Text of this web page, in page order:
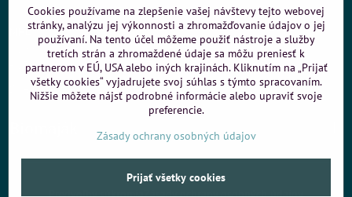
- dobré parkovacie možnosti 40 m od predajne
MHD:
- 200 m od zastávky MHD Záporožská - autobusy č. 80 a 88
- 250 m od zastávky MHD ŽST Petržalka - autobus 99
Sme umiestnení uShopMania- Internetové nákupy
©2026Copyright
Predvoľby súkromiaZásady ochrany osobných údajov
Cookies používame na zlepšenie vašej návštevy tejto webovej
stránky, analýzu jej výkonnosti a zhromažďovanie údajov o jej
používaní. Na tento účel môžeme použiť nástroje a služby
tretích strán a zhromaždené údaje sa môžu preniesť k
partnerom v EÚ, USA alebo iných krajinách. Kliknutím na „Prijať
všetky cookies“ vyjadrujete svoj súhlas s týmto spracovaním.
Nižšie môžete nájsť podrobné informácie alebo upraviť svoje
preferencie.
Zásady ochrany osobných údajov
Prijať všetky cookies